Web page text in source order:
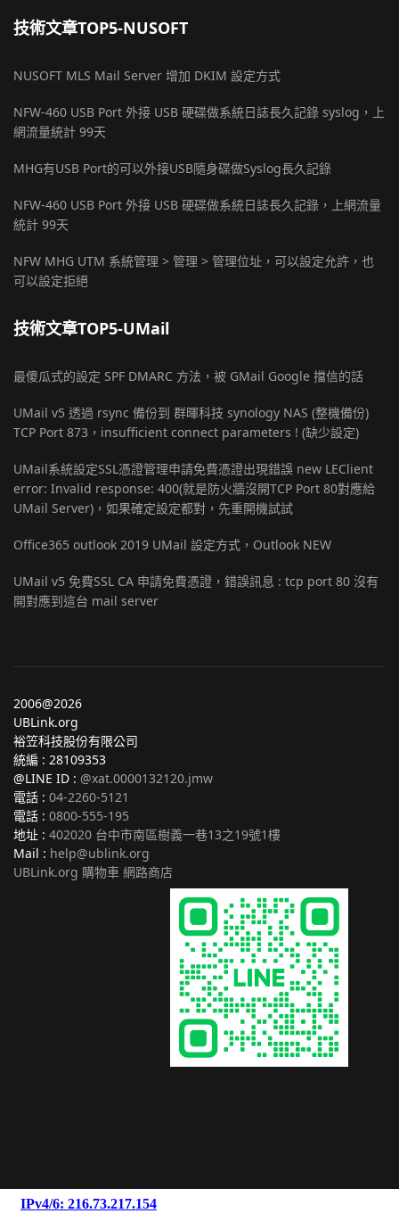
技術文章TOP5-NUSOFT
NUSOFT MLS Mail Server 增加 DKIM 設定方式
NFW-460 USB Port 外接 USB 硬碟做系統日誌長久記錄 syslog，上
網流量統計 99天
MHG有USB Port的可以外接USB隨身碟做Syslog長久記錄
NFW-460 USB Port 外接 USB 硬碟做系統日誌長久記錄，上網流量
統計 99天
NFW MHG UTM 系統管理 > 管理 > 管理位址，可以設定允許，也
可以設定拒絕
技術文章TOP5-UMail
最傻瓜式的設定 SPF DMARC 方法，被 GMail Google 擋信的話
UMail v5 透過 rsync 備份到 群暉科技 synology NAS (整機備份)
TCP Port 873，insufficient connect parameters ! (缺少設定)
UMail系統設定SSL憑證管理申請免費憑證出現錯誤 new LEClient
error: Invalid response: 400(就是防火牆沒開TCP Port 80對應給
UMail Server)，如果確定設定都對，先重開機試試
Office365 outlook 2019 UMail 設定方式，Outlook NEW
UMail v5 免費SSL CA 申請免費憑證，錯誤訊息 : tcp port 80 沒有
開對應到這台 mail server
2006@2026
UBLink.org
裕笠科技股份有限公司
統編 : 28109353
@LINE ID : @xat.0000132120.jmw
電話 : 04-2260-5121
電話 : 0800-555-195
地址 : 402020 台中市南區樹義一巷13之19號1樓
Mail : help@ublink.org
UBLink.org 購物車 網路商店